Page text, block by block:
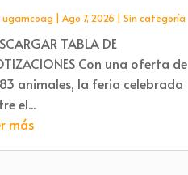
ugamcoag Ago 7, 2026 Sin categoría
TABLA DE
Con una oferta de
animales, la feria celebrada
el...
más